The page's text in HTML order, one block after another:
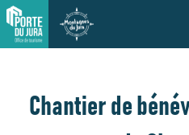
Chantier de